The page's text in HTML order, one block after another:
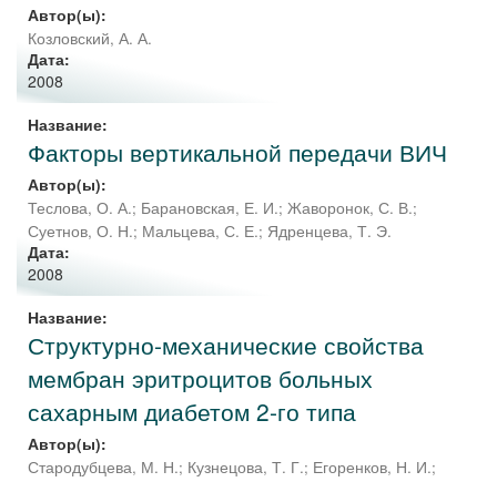
Автор(ы):
Козловский, А. А.
Дата:
2008
Название:
Факторы вертикальной передачи ВИЧ
Автор(ы):
Теслова, О. А.; Барановская, Е. И.; Жаворонок, С. В.;
Суетнов, О. Н.; Мальцева, С. Е.; Ядренцева, Т. Э.
Дата:
2008
Название:
Структурно-механические свойства
мембран эритроцитов больных
сахарным диабетом 2-го типа
Автор(ы):
Стародубцева, М. Н.; Кузнецова, Т. Г.; Егоренков, Н. И.;